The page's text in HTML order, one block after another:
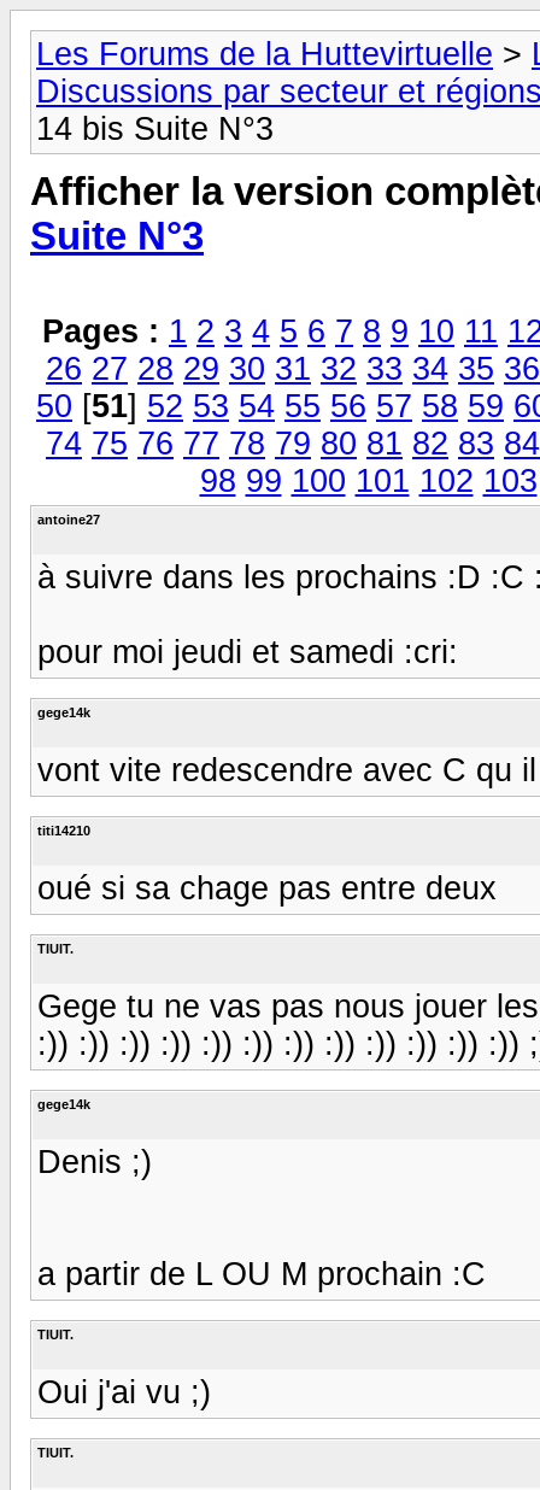
Les Forums de la Huttevirtuelle >
Discussions par secteur et
14 bis Suite N°3
Afficher la version
Suite N°3
Pages : 1 2 3 4 5 6 7 8 9 10 11
26 27 28 29 30 31 32 33 34 35 36
50 [51] 52 53 54 55 56 57 58 59
74 75 76 77 78 79 80 81 82 83 84
98 99 100 101 102 103
antoine27
à suivre dans les prochains :D :C
pour moi jeudi et samedi :cri:
gege14k
vont vite redescendre avec C qu
titi14210
oué si sa chage pas entre deux
TIUIT.
Gege tu ne vas pas nous jouer
:)) :)) :)) :)) :)) :)) :)) :)) :)) :)) :)) :))
gege14k
Denis ;)
a partir de L OU M prochain :C
TIUIT.
Oui j'ai vu ;)
TIUIT.